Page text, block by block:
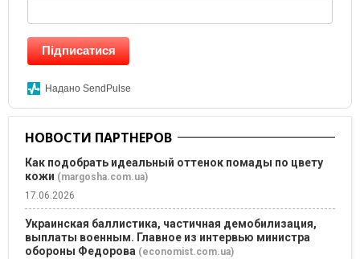
Підписатися
Надано SendPulse
НОВОСТИ ПАРТНЕРОВ
Как подобрать идеальный оттенок помады по цвету
кожи (margosha.com.ua)
17.06.2026
Украинская баллистика, частичная демобилизация,
выплаты военным. Главное из интервью министра
обороны Федорова (economist.com.ua)